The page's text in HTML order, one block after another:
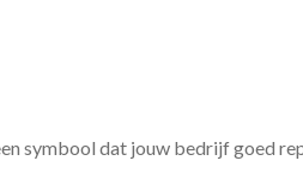
symbool dat jouw bedrijf goed